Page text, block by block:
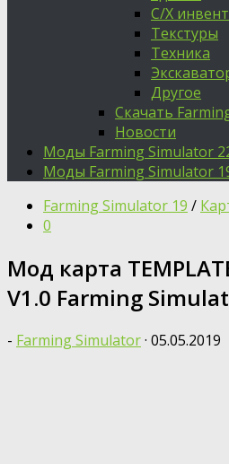
С/Х
Текстуры
Техника
Другое
Скачать
Новости
Моды Farming Simulator
Моды Farming Simulator
Farming Simulator 19 /
0
Мод карта
V1.0 Farming
- Farming Simulator· 05.05.2019